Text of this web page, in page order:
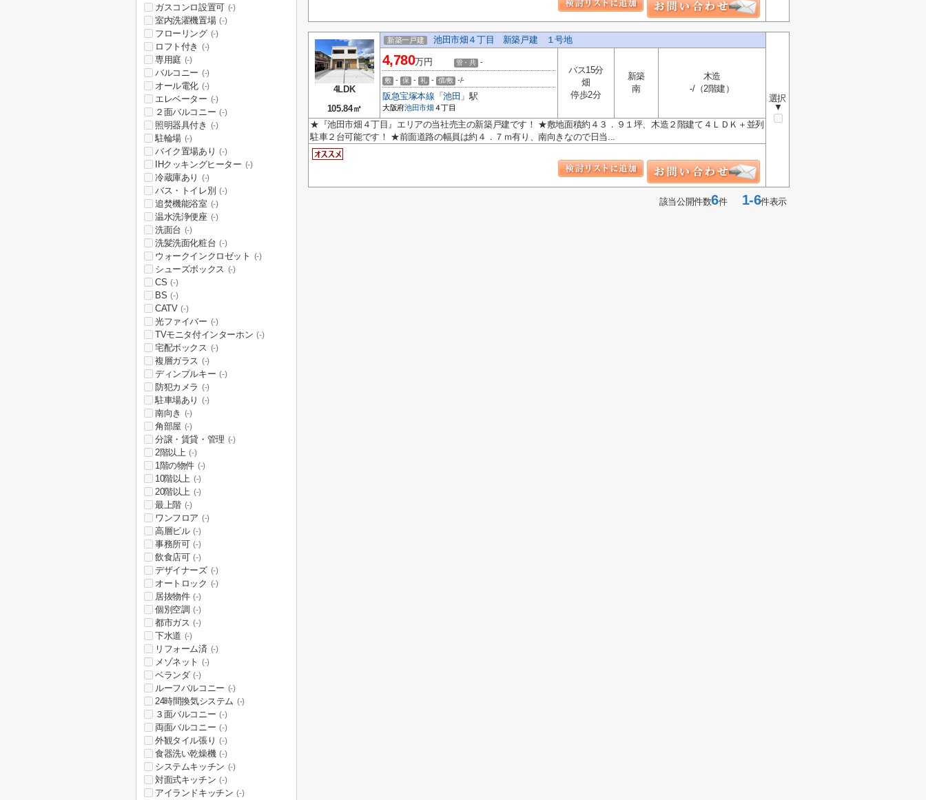
4LDK
105.84㎡
新築一戸建 池田市畑４丁目 新築戸建 １号地
選択
▼
4,780万円 管・共 -
敷 - 保 - 礼 - 償/敷 -/-
阪急宝塚本線 「池田 」駅
大阪府池田市畑 ４丁目
バス15分
畑
停歩2分
新築
南
木造
-/（2階建）
★『池田市畑４丁目』エリアの当社売主の新築戸建です！ ★敷地面積約４３．９１坪、木造２階建て４ＬＤＫ＋並列
駐車２台可能です！ ★前面道路の幅員は約４．７ｍ有り、南向きなので日当...
該当公開件数6件1-6件表示
ガスコンロ設置可 (-)
室内洗濯機置場 (-)
フローリング (-)
ロフト付き (-)
専用庭 (-)
バルコニー (-)
オール電化 (-)
エレベーター (-)
２面バルコニー (-)
照明器具付き (-)
駐輪場 (-)
バイク置場あり (-)
IHクッキングヒーター (-)
冷蔵庫あり (-)
バス・トイレ別 (-)
追焚機能浴室 (-)
温水洗浄便座 (-)
洗面台 (-)
洗髪洗面化粧台 (-)
ウォークインクロゼット (-)
シューズボックス (-)
CS (-)
BS (-)
CATV (-)
光ファイバー (-)
TVモニタ付インターホン (-)
宅配ボックス (-)
複層ガラス (-)
ディンプルキー (-)
防犯カメラ (-)
駐車場あり (-)
南向き (-)
角部屋 (-)
分譲・賃貸・管理 (-)
2階以上 (-)
1階の物件 (-)
10階以上 (-)
20階以上 (-)
最上階 (-)
ワンフロア (-)
高層ビル (-)
事務所可 (-)
飲食店可 (-)
デザイナーズ (-)
オートロック (-)
居抜物件 (-)
個別空調 (-)
都市ガス (-)
下水道 (-)
リフォーム済 (-)
メゾネット (-)
ベランダ (-)
ルーフバルコニー (-)
24時間換気システム (-)
３面バルコニー (-)
両面バルコニー (-)
外観タイル張り (-)
食器洗い乾燥機 (-)
システムキッチン (-)
対面式キッチン (-)
アイランドキッチン (-)